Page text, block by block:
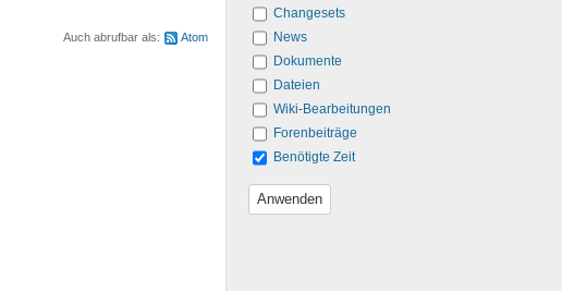
Changesets
News
Dokumente
Dateien
Wiki-Bearbeitungen
Forenbeiträge
Benötigte Zeit
Auch abrufbar als: Atom